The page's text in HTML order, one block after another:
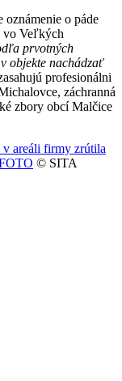
oznámenie o páde
vo Veľkých
prvotných
objekte nachádzať
profesionálni
záchranná
zbory obcí Malčice
areáli firmy zrútila
© SITA